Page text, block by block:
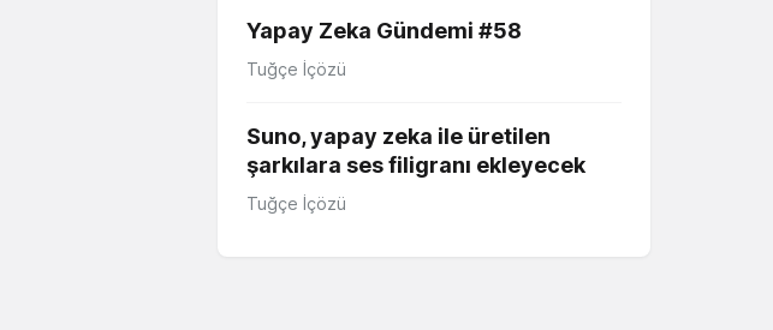
Yapay Zeka Gündemi #58
Tuğçe İçözü
Suno, yapay zeka ile üretilen
şarkılara ses filigranı ekleyecek
Tuğçe İçözü